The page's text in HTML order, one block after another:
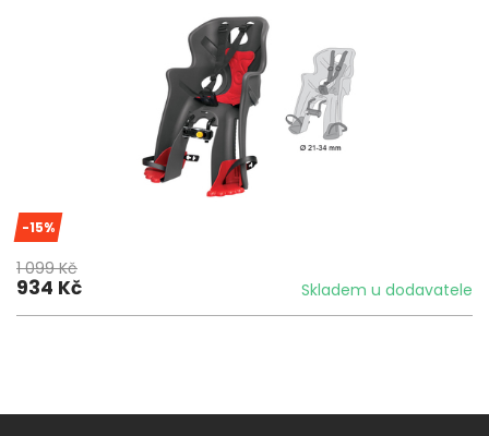
-15%
1 099 Kč
934 Kč Skladem u dodavatele